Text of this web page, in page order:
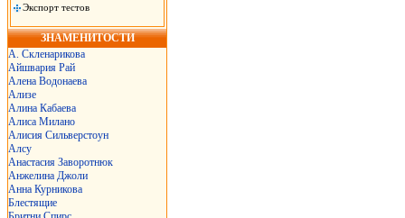
Экспорт тестов
ЗНАМЕНИТОСТИ
А. Скленарикова
Айшвария Рай
Алена Водонаева
Ализе
Алина Кабаева
Алиса Милано
Алисия Сильверстоун
Алсу
Анастасия Заворотнюк
Анжелина Джоли
Анна Курникова
Блестящие